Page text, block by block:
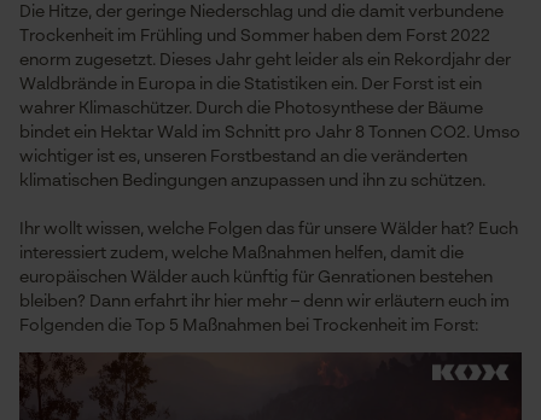
Die Hitze, der geringe Niederschlag und die damit verbundene
Trockenheit im Frühling und Sommer haben dem Forst 2022
enorm zugesetzt. Dieses Jahr geht leider als ein Rekordjahr der
Waldbrände in Europa in die Statistiken ein. Der Forst ist ein
wahrer Klimaschützer. Durch die Photosynthese der Bäume
bindet ein Hektar Wald im Schnitt pro Jahr 8 Tonnen CO2. Umso
wichtiger ist es, unseren Forstbestand an die veränderten
klimatischen Bedingungen anzupassen und ihn zu schützen.
Ihr wollt wissen, welche Folgen das für unsere Wälder hat? Euch
interessiert zudem, welche Maßnahmen helfen, damit die
europäischen Wälder auch künftig für Genrationen bestehen
bleiben? Dann erfahrt ihr hier mehr – denn wir erläutern euch im
Folgenden die Top 5 Maßnahmen bei Trockenheit im Forst: